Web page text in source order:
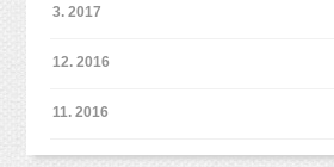
3. 2017
12. 2016
11. 2016